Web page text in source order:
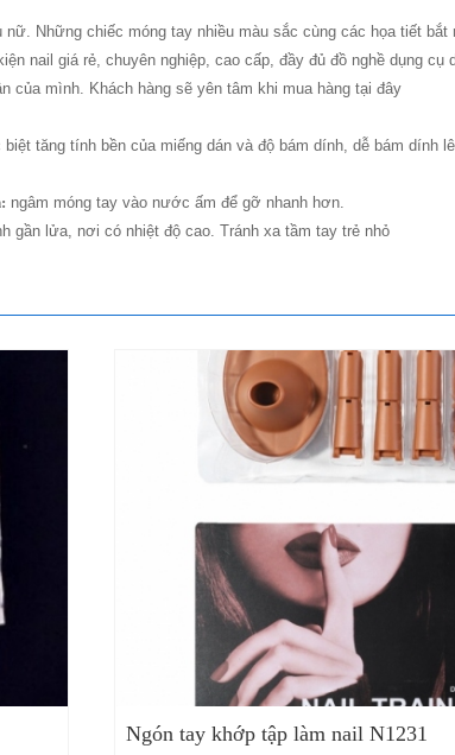
Những chiếc móng tay nhiều màu sắc cùng các họa tiết bắt
nail giá rẻ, chuyên nghiệp, cao cấp, đầy đủ đồ nghề dụng
của mình. Khách hàng sẽ yên tâm khi mua hàng tại đây
tăng tính bền của miếng dán và độ bám dính, dễ bám dính
ngâm móng tay vào nước ấm để gỡ nhanh hơn.
gần lửa, nơi có nhiệt độ cao. Tránh xa tầm tay trẻ nhỏ
Ngón tay khớp tập làm nail N1231